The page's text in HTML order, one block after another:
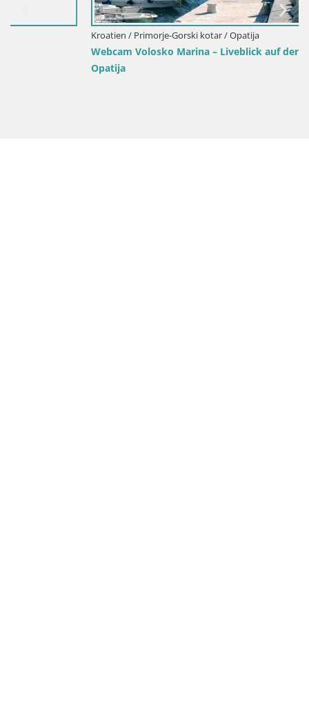
Kroatien / Primorje-Gorski kotar / Opatija
Webcam Volosko Marina – Liveblick auf den Hafen Mul |